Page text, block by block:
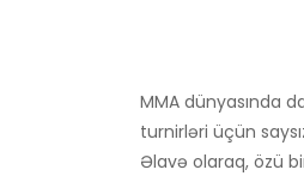
MMA dünyasında
turnirləri üçün
Əlavə olaraq, özü